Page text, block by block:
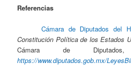
Referencias
Cámara de Diputados del
Constitución Política de los Estados
Cámara de
https://www.diputados.gob.mx/